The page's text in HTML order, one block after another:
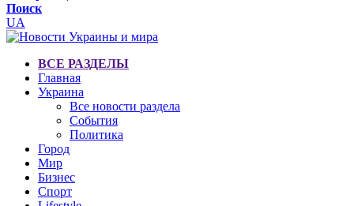
Поиск
UA
ВСЕ РАЗДЕЛЫ
Главная
Украина
Все новости раздела
События
Политика
Город
Мир
Бизнес
Спорт